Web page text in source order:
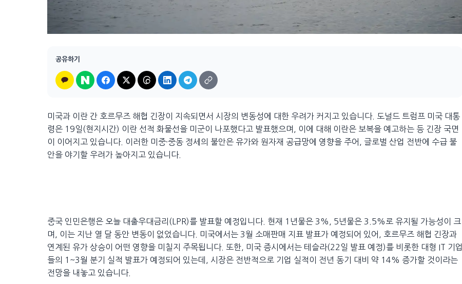
공유하기
미국과 이란 간 호르무즈 해협 긴장이 지속되면서 시장의 변동성에 대한 우려가 커지고 있습니다. 도널드 트럼프 미국 대통
령은 19일(현지시간) 이란 선적 화물선을 미군이 나포했다고 발표했으며, 이에 대해 이란은 보복을 예고하는 등 긴장 국면
이 이어지고 있습니다. 이러한 미중·중동 정세의 불안은 유가와 원자재 공급망에 영향을 주어, 글로벌 산업 전반에 수급 불
안을 야기할 우려가 높아지고 있습니다.
중국 인민은행은 오늘 대출우대금리(LPR)를 발표할 예정입니다. 현재 1년물은 3%, 5년물은 3.5%로 유지될 가능성이 크
며, 이는 지난 열 달 동안 변동이 없었습니다. 미국에서는 3월 소매판매 지표 발표가 예정되어 있어, 호르무즈 해협 긴장과
연계된 유가 상승이 어떤 영향을 미칠지 주목됩니다. 또한, 미국 증시에서는 테슬라(22일 발표 예정)를 비롯한 대형 IT 기업
들의 1~3월 분기 실적 발표가 예정되어 있는데, 시장은 전반적으로 기업 실적이 전년 동기 대비 약 14% 증가할 것이라는
전망을 내놓고 있습니다.